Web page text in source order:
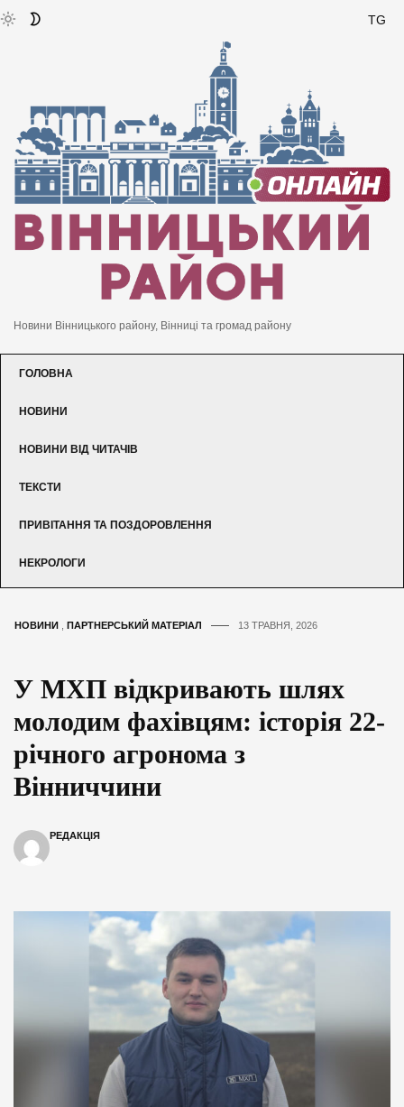
TG
Новини Вінницького району, Вінниці та громад району
ГОЛОВНА
НОВИНИ
НОВИНИ ВІД ЧИТАЧІВ
ТЕКСТИ
ПРИВІТАННЯ ТА ПОЗДОРОВЛЕННЯ
НЕКРОЛОГИ
НОВИНИ ПАРТНЕРСЬКИЙ МАТЕРІАЛ 13 ТРАВНЯ, 2026
У МХП відкривають шлях
молодим фахівцям: історія 22-
річного агронома з
Вінниччини
РЕДАКЦІЯ